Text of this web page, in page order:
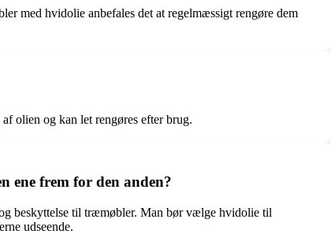
med hvidolie anbefales det at regelmæssigt rengøre dem
olien og kan let rengøres efter brug.
ene frem for den anden?
beskyttelse til træmøbler. Man bør vælge hvidolie til
udseende.